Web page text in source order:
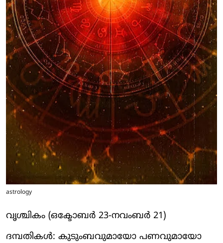
astrology
വൃശ്ചികം (ഒക്ടോബര്‍ 23-നവംബര്‍ 21)
ദമ്പതികള്‍: കുടുംബവുമായോ പണവുമായോ